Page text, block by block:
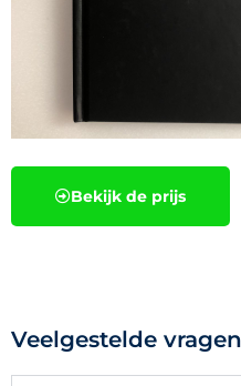
Bekijk de prijs
Veelgestelde